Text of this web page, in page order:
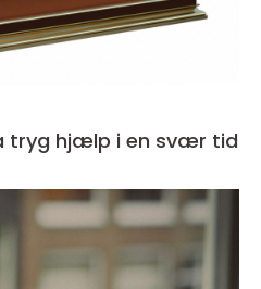
Bedemand aabenraa tryg hjælp i en svær tid